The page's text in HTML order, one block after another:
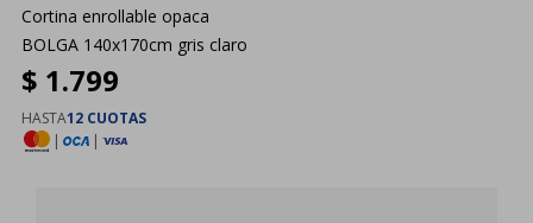
Cortina enrollable opaca
BOLGA 140x170cm gris claro
$ 1.799
HASTA12 CUOTAS
|
|